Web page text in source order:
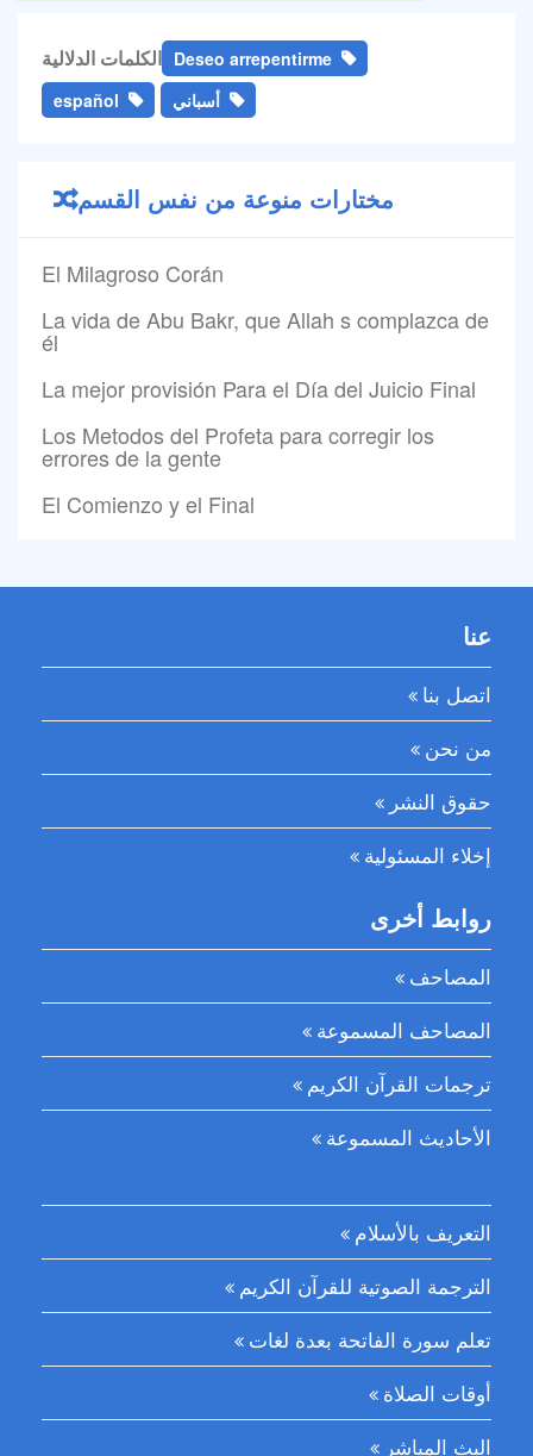
الكلمات الدلالية Deseo arrepentirme
español
أسباني
مختارات منوعة من نفس القسم
El Milagroso Corán
La vida de Abu Bakr, que Allah s complazca de
él
La mejor provisión Para el Día del Juicio Final
Los Metodos del Profeta para corregir los
errores de la gente
El Comienzo y el Final
عنا
اتصل بنا
من نحن
حقوق النشر
إخلاء المسئولية
روابط أخرى
المصاحف
المصاحف المسموعة
ترجمات القرآن الكريم
الأحاديث المسموعة
التعريف بالأسلام
الترجمة الصوتية للقرآن الكريم
تعلم سورة الفاتحة بعدة لغات
أوقات الصلاة
البث المباشر